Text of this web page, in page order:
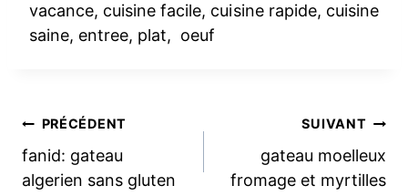
vacance, cuisine facile, cuisine rapide, cuisine
saine, entree, plat, oeuf
Navigation
de
PRÉCÉDENT
fanid: gateau
algerien sans gluten
SUIVANT
gateau moelleux
fromage et myrtilles